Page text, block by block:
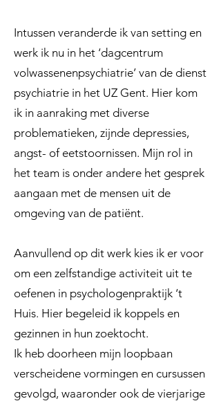
Intussen veranderde ik van setting en
werk ik nu in het ‘dagcentrum
volwassenenpsychiatrie’ van de dienst
psychiatrie in het UZ Gent. Hier kom
ik in aanraking met diverse
problematieken, zijnde depressies,
angst- of eetstoornissen. Mijn rol in
het team is onder andere het gesprek
aangaan met de mensen uit de
omgeving van de patiënt.
Aanvullend op dit werk kies ik er voor
om een zelfstandige activiteit uit te
oefenen in psychologenpraktijk ‘t
Huis. Hier begeleid ik koppels en
gezinnen in hun zoektocht.
Ik heb doorheen mijn loopbaan
verscheidene vormingen en cursussen
gevolgd, waaronder ook de vierjarige